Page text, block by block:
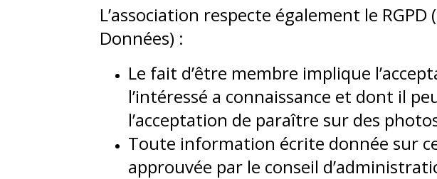
L’association respecte également le
Données) :
Le fait d’être membre implique
l’intéressé a connaissance et dont il
l’acceptation de paraître sur des
Toute information écrite donnée sur
approuvée par le conseil